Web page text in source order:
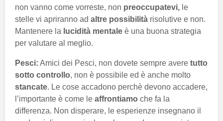
non vanno come vorreste, non preoccupatevi, le
stelle vi apriranno ad altre possibilità risolutive e non.
Mantenere la lucidità mentale è una buona strategia
per valutare al meglio.
Pesci: Amici dei Pesci, non dovete sempre avere tutto
sotto controllo, non è possibile ed è anche molto
stancate. Le cose accadono perchè devono accadere,
l’importante è come le affrontiamo che fa la
differenza. Non disperare, le esperienze insegnano il